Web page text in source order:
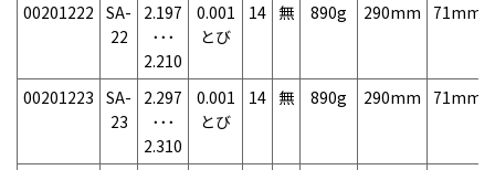
00201222 SA-
22
2.197
･･･
2.210
0.001
とび
14 無 890g 290mm 71mm
00201223 SA-
23
2.297
･･･
2.310
0.001
とび
14 無 890g 290mm 71mm